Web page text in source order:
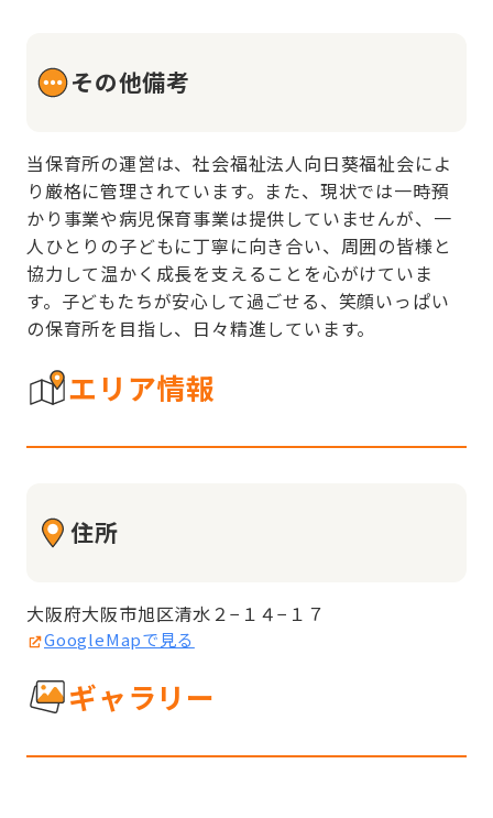
その他備考
当保育所の運営は、社会福祉法人向日葵福祉会によ
り厳格に管理されています。また、現状では一時預
かり事業や病児保育事業は提供していませんが、一
人ひとりの子どもに丁寧に向き合い、周囲の皆様と
協力して温かく成長を支えることを心がけていま
す。子どもたちが安心して過ごせる、笑顔いっぱい
の保育所を目指し、日々精進しています。
エリア情報
住所
大阪府大阪市旭区清水２−１４−１７
GoogleMapで見る
ギャラリー